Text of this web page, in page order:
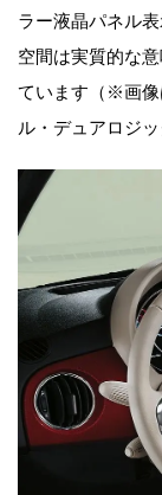
ラー液晶パネル
空間は実質的な
ています（※画像
ル・デュアロジッ